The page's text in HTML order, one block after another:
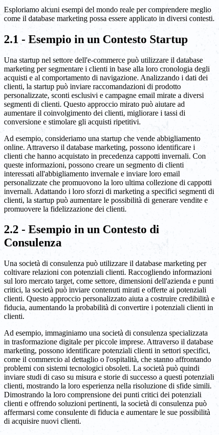
Esploriamo alcuni esempi del mondo reale per comprendere meglio
come il database marketing possa essere applicato in diversi contesti.
2.1 - Esempio in un Contesto Startup
Una startup nel settore dell'e-commerce può utilizzare il database
marketing per segmentare i clienti in base alla loro cronologia degli
acquisti e al comportamento di navigazione. Analizzando i dati dei
clienti, la startup può inviare raccomandazioni di prodotto
personalizzate, sconti esclusivi e campagne email mirate a diversi
segmenti di clienti. Questo approccio mirato può aiutare ad
aumentare il coinvolgimento dei clienti, migliorare i tassi di
conversione e stimolare gli acquisti ripetitivi.
Ad esempio, consideriamo una startup che vende abbigliamento
online. Attraverso il database marketing, possono identificare i
clienti che hanno acquistato in precedenza cappotti invernali. Con
queste informazioni, possono creare un segmento di clienti
interessati all'abbigliamento invernale e inviare loro email
personalizzate che promuovono la loro ultima collezione di cappotti
invernali. Adattando i loro sforzi di marketing a specifici segmenti di
clienti, la startup può aumentare le possibilità di generare vendite e
promuovere la fidelizzazione dei clienti.
2.2 - Esempio in un Contesto di
Consulenza
Una società di consulenza può utilizzare il database marketing per
coltivare relazioni con potenziali clienti. Raccogliendo informazioni
sul loro mercato target, come settore, dimensioni dell'azienda e punti
critici, la società può inviare contenuti mirati e offerte ai potenziali
clienti. Questo approccio personalizzato aiuta a costruire credibilità e
fiducia, aumentando la probabilità di convertire i potenziali clienti in
clienti.
Ad esempio, immaginiamo una società di consulenza specializzata
in trasformazione digitale per piccole imprese. Attraverso il database
marketing, possono identificare potenziali clienti in settori specifici,
come il commercio al dettaglio o l'ospitalità, che stanno affrontando
problemi con sistemi tecnologici obsoleti. La società può quindi
inviare studi di caso su misura e storie di successo a questi potenziali
clienti, mostrando la loro esperienza nella risoluzione di sfide simili.
Dimostrando la loro comprensione dei punti critici dei potenziali
clienti e offrendo soluzioni pertinenti, la società di consulenza può
affermarsi come consulente di fiducia e aumentare le sue possibilità
di acquisire nuovi clienti.